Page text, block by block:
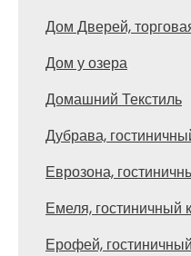
Дом Дверей,
Дом у озера
Домашний Текстиль
Дубрава,
Еврозона,
Емеля, гостиничный
Ерофей,